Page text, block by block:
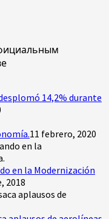
14,2% durante
11 febrero, 2020
en la Modernización
2018